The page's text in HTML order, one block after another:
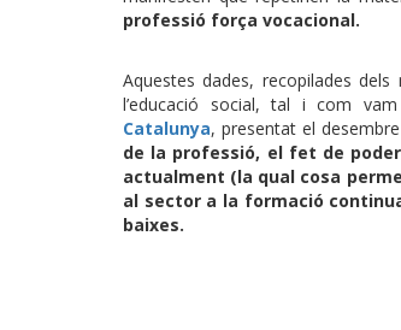
professió força vocacional.
Aquestes dades, recopilades
l’educació social, tal i com
Catalunya, presentat el
de la professió, el fet de
actualment (la qual cosa
al sector a la formació
baixes.